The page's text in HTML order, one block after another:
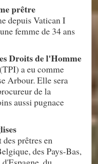
prêtre
depuis Vatican I
femme de 34 ans
Droits de l'Homme
a eu comme
Arbour. Elle sera
de la
aussi pugnace
prêtres en
des Pays-Bas,